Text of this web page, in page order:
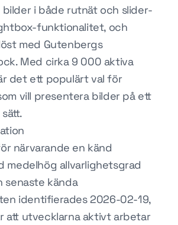
bilder i både rutnät och slider-
funktionalitet, och
med Gutenbergs
Med cirka 9 000 aktiva
det ett populärt val för
vill presentera bilder på ett
närvarande en känd
medelhög allvarlighetsgrad
senaste kända
identifierades 2026-02-19,
att utvecklarna aktivt arbetar